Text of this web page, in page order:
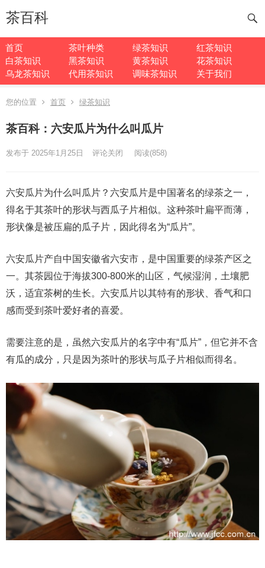
茶百科
首页 茶叶种类 绿茶知识
红茶知识
白茶知识
黑茶知识 黄茶知识
花茶知识
乌龙茶知识
代用茶知识 调味茶知识 关于我们
您的位置 首页 绿茶知识
茶百科：六安瓜片为什么叫瓜片
发布于 2025年1月25日 评论关闭 阅读(858)
六安瓜片为什么叫瓜片？六安瓜片是中国著名的绿茶之一，
得名于其茶叶的形状与西瓜子片相似。这种茶叶扁平而薄，
形状像是被压扁的瓜子片，因此得名为“瓜片”。
六安瓜片产自中国安徽省六安市，是中国重要的绿茶产区之
一。其茶园位于海拔300-800米的山区，气候湿润，土壤肥
沃，适宜茶树的生长。六安瓜片以其特有的形状、香气和口
感而受到茶叶爱好者的喜爱。
需要注意的是，虽然六安瓜片的名字中有“瓜片”，但它并不含
有瓜的成分，只是因为茶叶的形状与瓜子片相似而得名。